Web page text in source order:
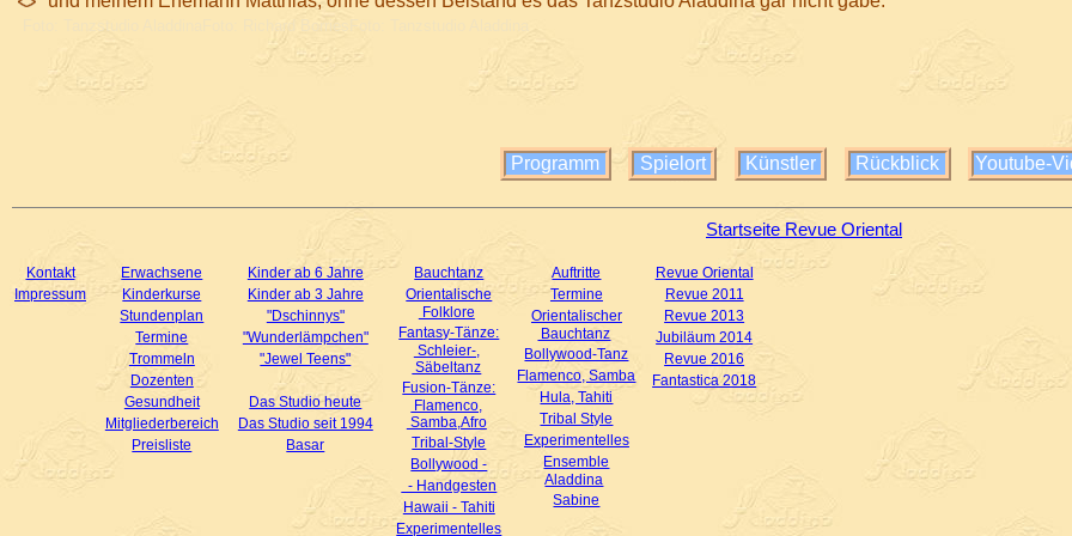
Programm Spielort Künstler Rückblick Youtube-
Startseite Revue Oriental
Kontakt
Impressum
Erwachsene
Kinderkurse
Stundenplan
Termine
Trommeln
Dozenten
Gesundheit
Mitgliederbereich
Preisliste
Kinder ab 6 Jahre
Kinder ab 3 Jahre
"Dschinnys"
"Wunderlämpchen"
"Jewel Teens"
Das Studio heute
Das Studio seit 1994
Basar
Bauchtanz
Orientalische
Folklore
Fantasy-Tänze:
Schleier-,
Säbeltanz
Fusion-Tänze:
Flamenco,
Samba,Afro
Tribal-Style
Bollywood -
- Handgesten
Hawaii - Tahiti
Experimentelles
Auftritte
Termine
Orientalischer
Bauchtanz
Bollywood-Tanz
Flamenco, Samba
Hula, Tahiti
Tribal Style
Experimentelles
Ensemble
Aladdina
Sabine
Revue Oriental
Revue 2011
Revue 2013
Jubiläum 2014
Revue 2016
Fantastica 2018